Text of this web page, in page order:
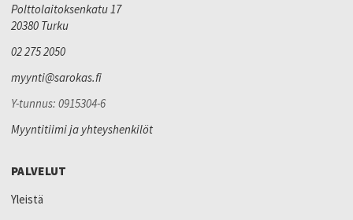
Polttolaitoksenkatu 17
20380 Turku
02 275 2050
myynti@sarokas.fi
Y-tunnus: 0915304-6
Myyntitiimi ja yhteyshenkilöt
PALVELUT
Yleistä